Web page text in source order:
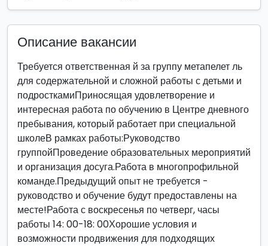
Описание вакансии
Требуется ответственная й за группу метапелет ль
для содержательной и сложной работы с детьми и
подросткамиПриносящая удовлетворение и
интересная работа по обучению в Центре дневного
пребывания, который работает при специальной
школеВ рамках работы:Руководство
группойПроведение образовательных мероприятий
и организация досуга.Работа в многопрофильной
команде.Предыдущий опыт не требуется -
руководство и обучение будут предоставлены на
месте!Работа с воскресенья по четверг, часы
работы 14: 00-18: 00Хорошие условия и
возможности продвижения для подходящих